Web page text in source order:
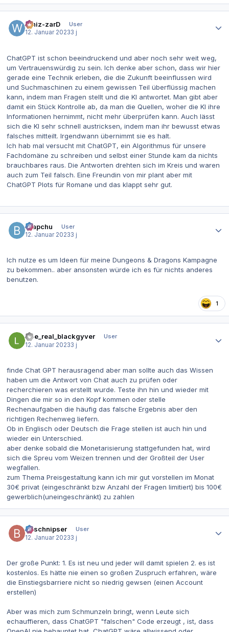
Whiz-zarD
User
12. Januar 20233 j
ChatGPT ist schon beeindruckend und aber noch sehr weit weg,
um Vertrauenswürdig zu sein. Ich denke aber schon, dass wir hier
gerade eine Technik erleben, die die Zukunft beeinflussen wird
und Suchmaschinen zu einem gewissen Teil überflüssig machen
kann, indem man Fragen stellt und die KI antwortet. Man gibt aber
damit ein Stück Kontrolle ab, da man die Quellen, woher die KI ihre
Informationen hernimmt, nicht mehr überprüfen kann. Auch lässt
sich die KI sehr schnell austricksen, indem man ihr bewusst etwas
falsches mitteilt. Irgendwann übernimmt sie es halt.
Ich hab mal versucht mit ChatGPT, ein Algorithmus für unsere
Fachdomäne zu schreiben und selbst einer Stunde kam da nichts
brauchbares raus. Die Antworten drehten sich im Kreis und waren
auch zum Teil falsch. Eine Freundin von mir plant aber mit
ChatGPT Plots für Romane und das klappt sehr gut.
Brapchu
User
12. Januar 20233 j
Ich nutze es um Ideen für meine Dungeons & Dragons Kampagne
zu bekommen.. aber ansonsten würde ich es für nichts anderes
benutzen.
1
The_real_blackgyver
User
12. Januar 20233 j
finde Chat GPT herausragend aber man sollte auch das Wissen
haben um die Antwort von Chat auch zu prüfen oder
recherchieren was erstellt wurde. Teste ihn hin und wieder mit
Dingen die mir so in den Kopf kommen oder stelle
Rechenaufgaben die häufig das falsche Ergebnis aber den
richtigen Rechenweg liefern.
Ob in Englisch oder Deutsch die Frage stellen ist auch hin und
wieder ein Unterschied.
aber denke sobald die Monetarisierung stattgefunden hat, wird
sich die Spreu vom Weizen trennen und der Großteil der User
wegfallen.
zum Thema Preisgestaltung kann ich mir gut vorstellen im Monat
30€ privat (eingeschränkt bzw Anzahl der Fragen limitiert) bis 100€
gewerblich(uneingeschränkt) zu zahlen
Bitschnipser
User
12. Januar 20233 j
Der große Punkt: 1. Es ist neu und jeder will damit spielen 2. es ist
kostenlos. Es hätte nie einen so großen Zuspruch erfahren, wäre
die Einstiegsbarriere nicht so niedrig gewsen (einen Account
erstellen)
Aber was mich zum Schmunzeln bringt, wenn Leute sich
echauffieren, dass ChatGPT "falschen" Code erzeugt , ist, dass